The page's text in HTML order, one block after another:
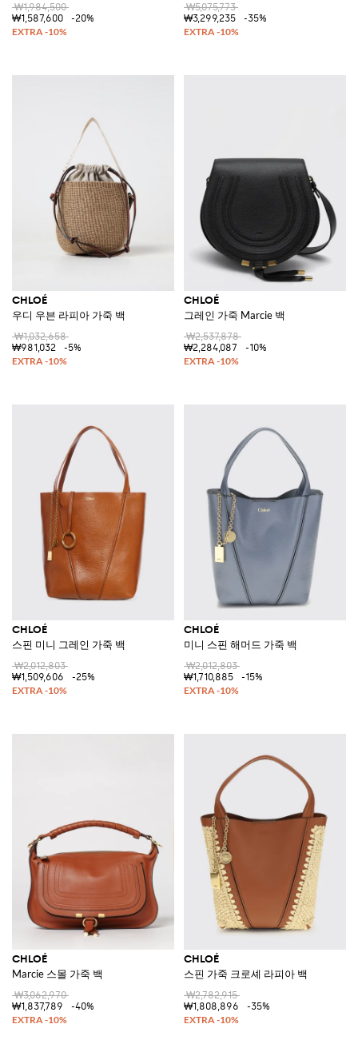
₩1,984,500
₩1,587,600
-20%
₩5,075,773
₩3,299,235
-35%
CHLOÉ
우디 우븐 라피아 가죽 백
₩1,032,658
₩981,032
-5%
CHLOÉ
그레인 가죽 Marcie 백
₩2,537,878
₩2,284,087
-10%
CHLOÉ
스핀 미니 그레인 가죽 백
₩2,012,803
₩1,509,606
-25%
CHLOÉ
미니 스핀 해머드 가죽 백
₩2,012,803
₩1,710,885
-15%
CHLOÉ
Marcie 스몰 가죽 백
₩3,062,970
₩1,837,789
-40%
CHLOÉ
스핀 가죽 크로셰 라피아 백
₩2,782,915
₩1,808,896
-35%